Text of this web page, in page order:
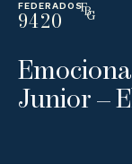
FEDERADOS
9420
ESP
N
D
C
Junior –